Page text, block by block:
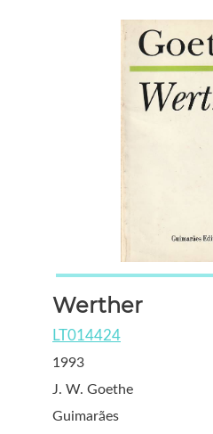
Werther
LT014424
1993
J. W. Goethe
Guimarães